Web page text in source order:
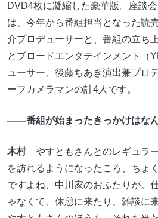
DVD4枚に凝縮した豪華版。座談
は、今年から番組担当となった読
介プロデューサーと、番組の立ち
とブロードエンタテインメント（
ューサー、後藤ちあき演出兼プロ
ーフカメラマンの計4人です。
――番組が始まったきっかけはな
木村やすともさんとのレギュラ
を訪れるようになったころ、ちょ
ですよね、中川家のおふたりが。
ゃなくて、休憩に来たり、雑談に来